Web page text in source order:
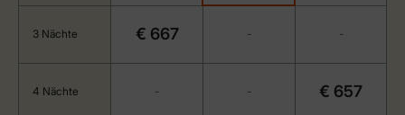
3 Nächte € 667 - -
4 Nächte - - € 657